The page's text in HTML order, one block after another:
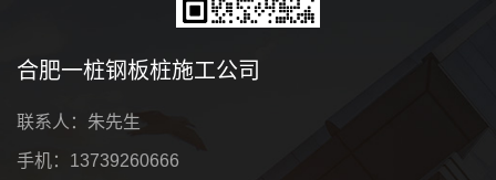
合肥一桩钢板桩施工公司
联系人：朱先生
手机：13739260666